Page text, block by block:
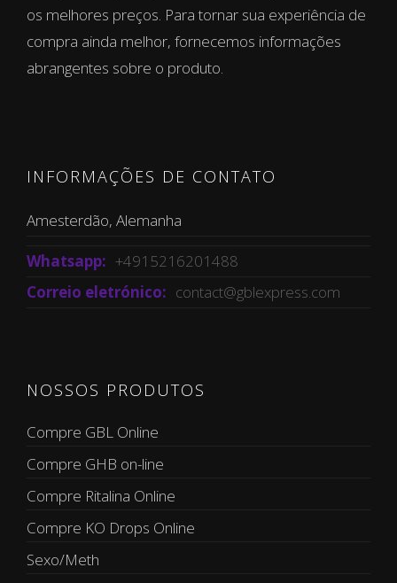
os melhores preços. Para tornar sua experiência de
compra ainda melhor, fornecemos informações
abrangentes sobre o produto.
INFORMAÇÕES DE CONTATO
Amesterdão, Alemanha
Whatsapp: +4915216201488
Correio eletrónico: contact@gblexpress.com
NOSSOS PRODUTOS
Compre GBL Online
Compre GHB on-line
Compre Ritalina Online
Compre KO Drops Online
Sexo/Meth